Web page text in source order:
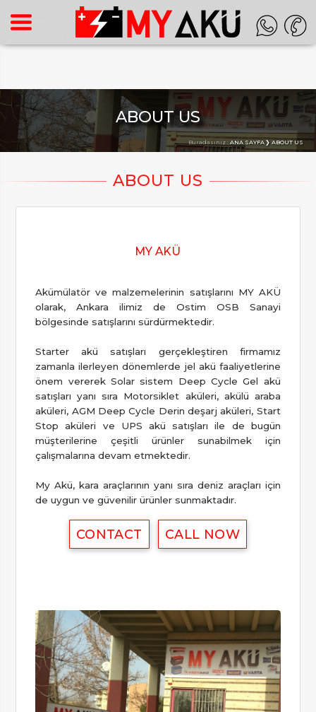
Warning
: Undefined array key "HTTP_ACCEPT_LANGUAGE" in
/home/superon/myaku.com.tr/inc_m.php
on line 140
Buradasınız : ABOUT US
ANA SAYFA
ABOUT US
MY AKÜ
Akümülatör ve malzemelerinin satışlarını MY AKÜ
olarak, Ankara ilimiz de Ostim OSB Sanayi
bölgesinde satışlarını sürdürmektedir.
Starter akü satışları gerçekleştiren firmamız
zamanla ilerleyen dönemlerde jel akü faaliyetlerine
önem vererek Solar sistem Deep Cycle Gel akü
satışları yanı sıra Motorsiklet aküleri, akülü araba
aküleri, AGM Deep Cycle Derin deşarj aküleri, Start
Stop aküleri ve UPS akü satışları ile de bugün
müşterilerine çeşitli ürünler sunabilmek için
çalışmalarına devam etmektedir.
My Akü, kara araçlarının yanı sıra deniz araçları için
de uygun ve güvenilir ürünler sunmaktadır.
CONTACT CALL NOW